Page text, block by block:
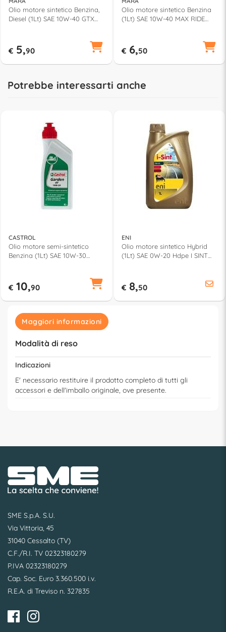
Olio motore sintetico Benzina,
Diesel (1Lt) SAE 10W-40 GTX
€ 5,90
Olio motore sintetico Benzina
(1Lt) SAE 10W-40 MAX RIDE
€ 6,50
Potrebbe interessarti anche
CASTROL
Olio motore semi-sintetico
Benzina (1Lt) SAE 10W-30
€ 10,90
ENI
Olio motore sintetico Hybrid
(1Lt) SAE 0W-20 Hdpe I SINT
€ 8,50
Maggiori informazioni
Modalità di reso
Indicazioni
E' necessario restituire il prodotto completo di tutti gli
accessori e dell'imballo originale, ove presente.
SME S.p.A. S.U.
Via Vittoria, 45
31040 Cessalto (TV)
C.F./R.I. TV 02323180279
P.IVA 02323180279
Cap. Soc. Euro 3.360.500 i.v.
R.E.A. di Treviso n. 327835